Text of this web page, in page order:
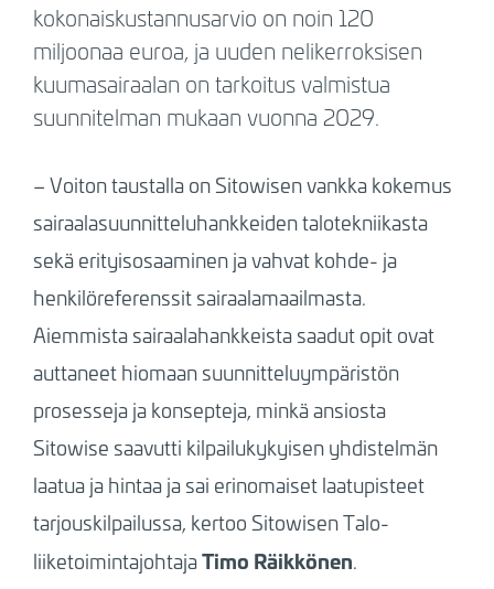
kokonaiskustannusarvio on noin 120
miljoonaa euroa, ja uuden nelikerroksisen
kuumasairaalan on tarkoitus valmistua
suunnitelman mukaan vuonna 2029.
– Voiton taustalla on Sitowisen vankka kokemus
sairaalasuunnitteluhankkeiden talotekniikasta
sekä erityisosaaminen ja vahvat kohde- ja
henkilöreferenssit sairaalamaailmasta.
Aiemmista sairaalahankkeista saadut opit ovat
auttaneet hiomaan suunnitteluympäristön
prosesseja ja konsepteja, minkä ansiosta
Sitowise saavutti kilpailukykyisen yhdistelmän
laatua ja hintaa ja sai erinomaiset laatupisteet
tarjouskilpailussa, kertoo Sitowisen Talo-
liiketoimintajohtajaTimo Räikkönen.